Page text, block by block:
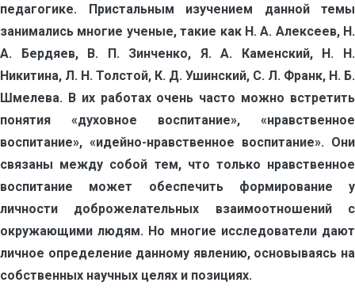
педагогике. Пристальным изучением данной темы
занимались многие ученые, такие как Н. А. Алексеев, Н.
А. Бердяев, В. П. Зинченко, Я. А. Каменский, Н. Н.
Никитина, Л. Н. Толстой, К. Д. Ушинский, С. Л. Франк, Н. Б.
Шмелева. В их работах очень часто можно встретить
понятия «духовное воспитание», «нравственное
воспитание», «идейно-нравственное воспитание». Они
связаны между собой тем, что только нравственное
воспитание может обеспечить формирование у
личности доброжелательных взаимоотношений с
окружающими людям. Но многие исследователи дают
личное определение данному явлению, основываясь на
собственных научных целях и позициях.